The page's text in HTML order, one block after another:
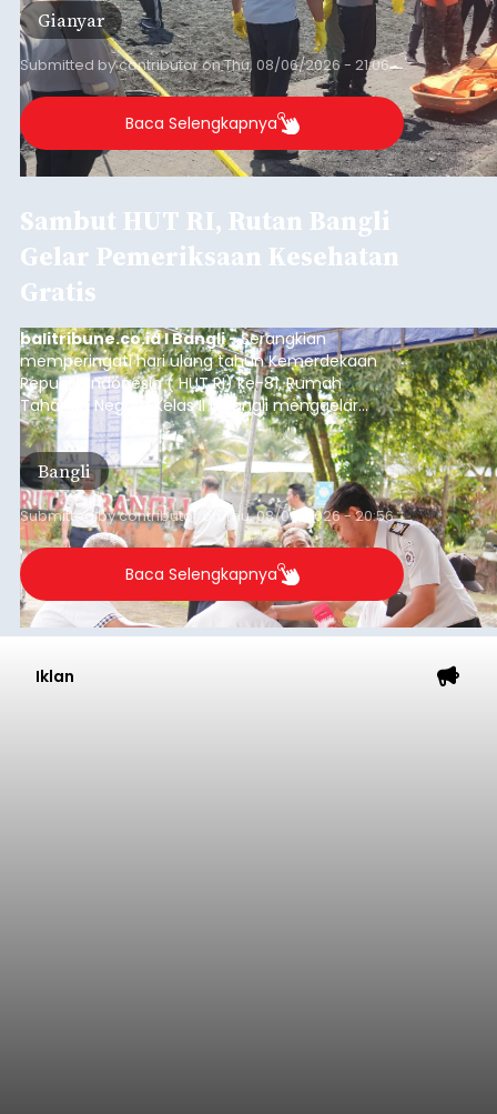
Gianyar
Submitted bycontributoronThu, 08/06/2026 - 21:06
Baca Selengkapnya
Sambut HUT RI, Rutan Bangli
Gelar Pemeriksaan Kesehatan
Gratis
balitribune.co.id I Bangli -Serangkian
memperingati hari ulang tahun Kemerdekaan
Republik Indonesia ( HUT RI) ke-81, Rumah
Tahanan Negara Kelas II B Bangli menggelar
kegiatan pemeriksaan kesehatan gratis, Rabu
(6/8/2026).
Bangli
Submitted bycontributor Thu, 08/06/2026 - 20:56
Baca Selengkapnya
Iklan